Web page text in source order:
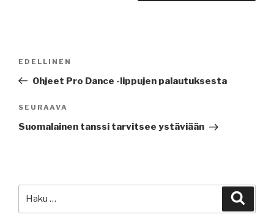
Edellinen
artikkeli
EDELLINEN
Ohjeet Pro Dance -lippujen palautuksesta
Seuraava
artikkeli
SEURAAVA
Suomalainen tanssi tarvitsee ystäviään